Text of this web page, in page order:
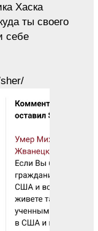
Хаска
ты своего
себе